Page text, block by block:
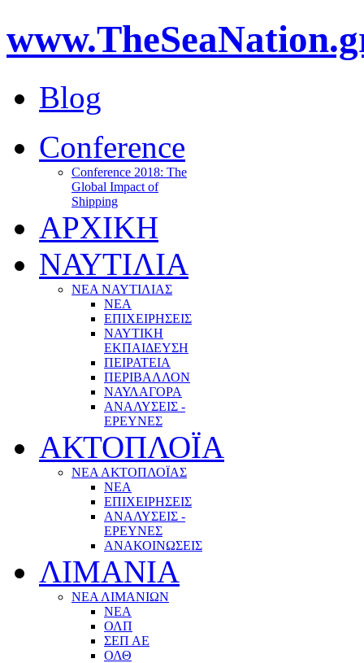
Blog
Conference
Conference 2018: The
Global Impact of
Shipping
ΑΡΧΙΚΗ
ΝΑΥΤΙΛΙΑ
ΝΕΑ ΝΑΥΤΙΛΙΑΣ
ΝΕΑ
ΕΠΙΧΕΙΡΗΣΕΙΣ
ΝΑΥΤΙΚΗ
ΕΚΠΑΙΔΕΥΣΗ
ΠΕΙΡΑΤΕΙΑ
ΠΕΡΙΒΑΛΛΟΝ
ΝΑΥΛΑΓΟΡΑ
ΑΝΑΛΥΣΕΙΣ -
ΕΡΕΥΝΕΣ
ΑΚΤΟΠΛΟΪΑ
ΝΕΑ ΑΚΤΟΠΛΟΪΑΣ
ΝΕΑ
ΕΠΙΧΕΙΡΗΣΕΙΣ
ΑΝΑΛΥΣΕΙΣ -
ΕΡΕΥΝΕΣ
ΑΝΑΚΟΙΝΩΣΕΙΣ
ΛΙΜΑΝΙΑ
ΝΕΑ ΛΙΜΑΝΙΩΝ
ΝΕΑ
ΟΛΠ
ΣΕΠ ΑΕ
ΟΛΘ